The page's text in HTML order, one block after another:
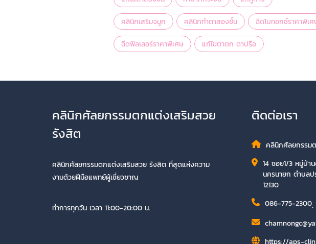
คลินิกเสริมจมูก คลินิกทำตาสองชั้น ฉีดโบทอกซ์ราคาพิเ
ฉีดฟิลเลอร์ราคาพิเศษ แก้ไขตาตก ตาปรือ
คลินิกศัลยกรรมตกแต่งเสริมสวย
รังสิต
คลินิกศัลยกรรมตกแต่งเสริมสวย รังสิต ที่สุดแห่งความ
งามด้วยฝีมือแพทย์ผู้เชี่ยวชาญ
ทำการทุกวัน เวลา 11:00-20:00 น.
ติดต่อเรา
คลินิกศัลยกรรม
14 ซอย1/3 หมู่บ้
นครนายก ตำบล
12130
086-775-2300,
https://aps-